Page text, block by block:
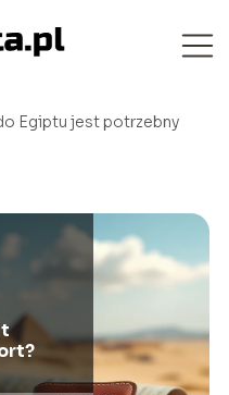
Egiptu jest potrzebny